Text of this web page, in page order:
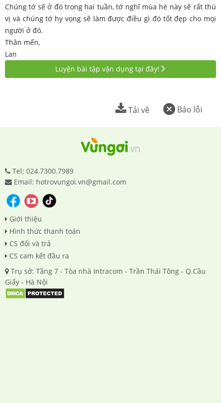
Chúng tớ sẽ ở đó trong hai tuần, tớ nghĩ mùa hè này sẽ rất thú
vị và chúng tớ hy vọng sẽ làm được điều gì đó tốt đẹp cho mọi
người ở đó.
Thân mến,
Lan
Luyện bài tập vận dụng tại đây!
Báo lỗi
Tải về
Tel: 024.7300.7989
Email: hotrovungoi.vn@gmail.com
Giới thiệu
Hình thức thanh toán
CS đổi và trả
CS cam kết đầu ra
Trụ sở: Tầng 7 - Tòa nhà Intracom - Trần Thái Tông - Q.Cầu
Giấy - Hà Nội